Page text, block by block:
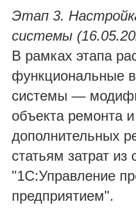
Этап 3.
системы
В рамках этапа
функциональные
системы —
объекта ремонта
дополнительных
статьям затрат из
"1С:Управление
предприятием".